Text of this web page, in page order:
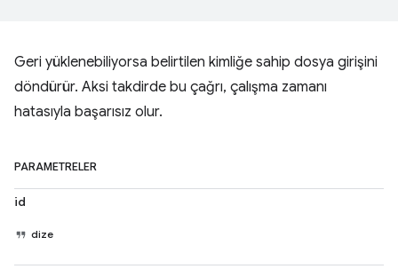
Geri yüklenebiliyorsa belirtilen kimliğe sahip dosya girişini
döndürür. Aksi takdirde bu çağrı, çalışma zamanı
hatasıyla başarısız olur.
PARAMETRELER
id
dize